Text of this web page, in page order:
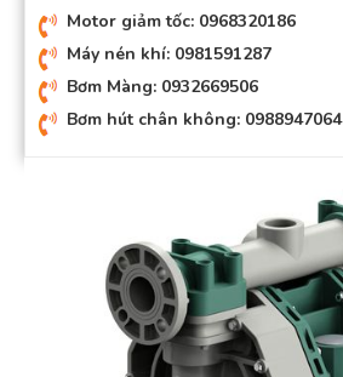
Motor giảm tốc: 0968320186
Máy nén khí: 0981591287
Bơm Màng: 0932669506
Bơm hút chân không: 0988947064